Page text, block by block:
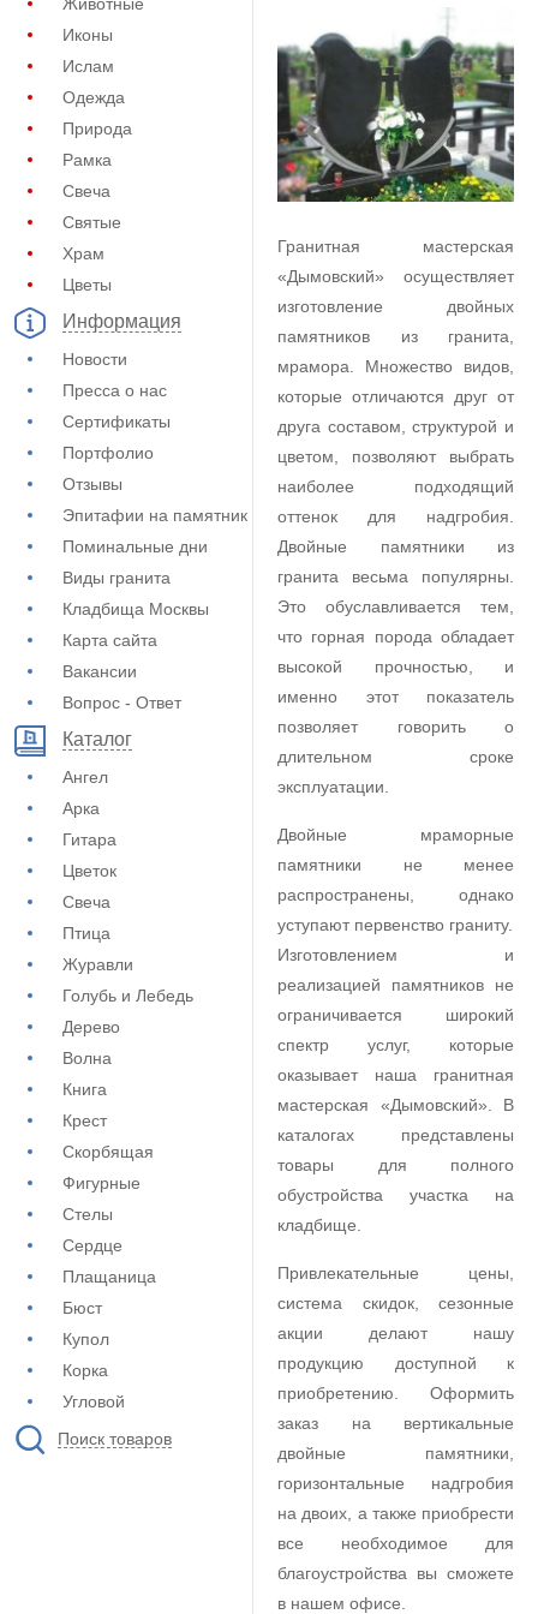
Иконы
Ислам
Одежда
Природа
Рамка
Свеча
Святые
Храм
Цветы
Информация
Новости
Пресса о нас
Сертификаты
Портфолио
Отзывы
Эпитафии на памятник
Поминальные дни
Виды гранита
Кладбища Москвы
Карта сайта
Вакансии
Вопрос - Ответ
Каталог
Ангел
Арка
Гитара
Цветок
Свеча
Птица
Журавли
Голубь и Лебедь
Дерево
Волна
Книга
Крест
Скорбящая
Фигурные
Стелы
Сердце
Плащаница
Бюст
Купол
Корка
Угловой
Поиск товаров
Гранитная мастерская
«Дымовский» осуществляет
изготовление двойных
памятников из гранита,
мрамора. Множество видов,
которые отличаются друг от
друга составом, структурой и
цветом, позволяют выбрать
наиболее подходящий
оттенок для надгробия.
Двойные памятники из
гранита весьма популярны.
Это обуславливается тем,
что горная порода обладает
высокой прочностью, и
именно этот показатель
позволяет говорить о
длительном сроке
эксплуатации.
Двойные мраморные
памятники не менее
распространены, однако
уступают первенство граниту.
Изготовлением и
реализацией памятников не
ограничивается широкий
спектр услуг, которые
оказывает наша гранитная
мастерская «Дымовский». В
каталогах представлены
товары для полного
обустройства участка на
кладбище.
Привлекательные цены,
система скидок, сезонные
акции делают нашу
продукцию доступной к
приобретению. Оформить
заказ на вертикальные
двойные памятники,
горизонтальные надгробия
на двоих, а также приобрести
все необходимое для
благоустройства вы сможете
в нашем офисе.